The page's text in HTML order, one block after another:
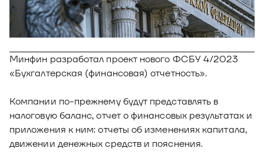
Новости
Блог
Видео и аудио
Документы
Юнион - решение для автоматизации
рекрутмента
О решении
Калькулятор выгоды
Новости и публикации
Оазис - платформа для автоматизации
управления рисками
Минфин разработал проект нового ФСБУ 4/2023
«Бухгалтерская (финансовая) отчетность».
Компании по-прежнему будут представлять в
налоговую баланс, отчет о финансовых результатах и
приложения к ним: отчеты об изменениях капитала,
движении денежных средств и пояснения.